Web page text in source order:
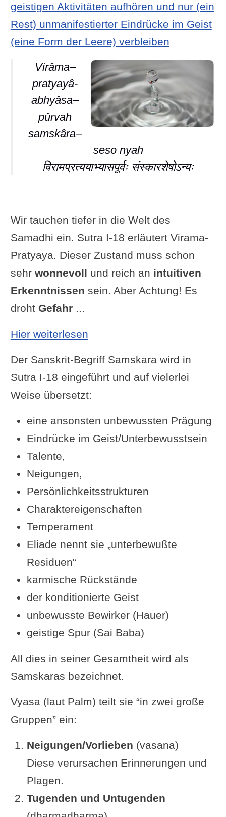
geistigen Aktivitäten aufhören und nur (ein
Rest) unmanifestierter Eindrücke im Geist
(eine Form der Leere) verbleiben
Virâma–
pratyayâ-
abhyâsa–
pûrvah
samskâra–
seso nyah
विरामप्रत्ययाभ्यासपूर्वः संस्कारशेषोऽन्यः
Wir tauchen tiefer in die Welt des
Samadhi ein. Sutra I-18 erläutert Virama-
Pratyaya. Dieser Zustand muss schon
sehr wonnevoll und reich an intuitiven
Erkenntnissen sein. Aber Achtung! Es
droht Gefahr...
Hier weiterlesen: Yoga Sutra I-18: Ein
Der Sanskrit-Begriff Samskara wird in
Sutra I-18 eingeführt und auf vielerlei
Weise übersetzt:
eine ansonsten unbewussten Prägung
Eindrücke im Geist/Unterbewusstsein
Talente,
Neigungen,
Persönlichkeitsstrukturen
Charaktereigenschaften
Temperament
Eliade nennt sie „unterbewußte
Residuen“
karmische Rückstände
der konditionierte Geist
unbewusste Bewirker (Hauer)
geistige Spur (Sai Baba)
All dies in seiner Gesamtheit wird als
Samskaras bezeichnet.
Vyasa (laut Palm) teilt sie “in zwei große
Gruppen” ein:
Neigungen/Vorlieben (vasana)
Diese verursachen Erinnerungen und
Plagen.
Tugenden und Untugenden